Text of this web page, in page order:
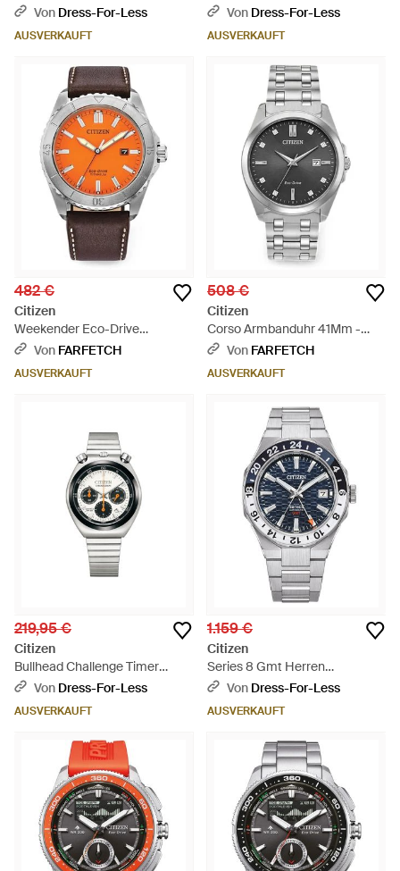
Armbanduhr At8300-58L -
Von Dress-For-Less
AUSVERKAUFT
Ar3120-16A - Grau
Von Dress-For-Less
AUSVERKAUFT
482 €
Citizen
Weekender Eco-Drive
Armbanduhr 41Mm - Orange
Von FARFETCH
AUSVERKAUFT
508 €
Citizen
Corso Armbanduhr 41Mm -
GrauVon FARFETCH
AUSVERKAUFT
219,95 €
Citizen
Bullhead Challenge Timer
Herren Armbanduhr An3660-
Von Dress-For-Less
AUSVERKAUFT
1.159 €
Citizen
Series 8 Gmt Herren
Armbanduhr Nb6034-58L -
Von Dress-For-Less
AUSVERKAUFT